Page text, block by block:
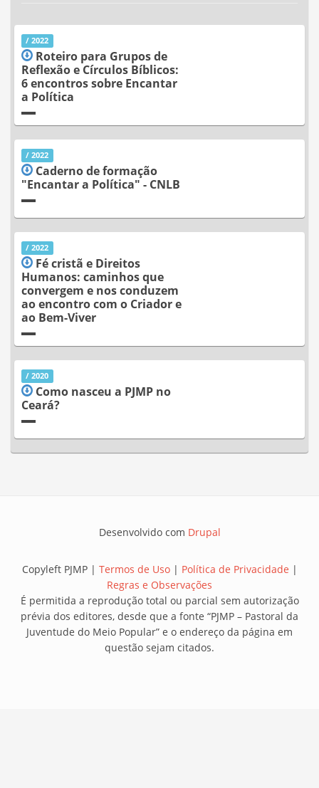
/ 2022
Roteiro para Grupos de
Reflexão e Círculos Bíblicos:
6 encontros sobre Encantar
a Política
/ 2022
Caderno de formação
"Encantar a Política" - CNLB
/ 2022
Fé cristã e Direitos
Humanos: caminhos que
convergem e nos conduzem
ao encontro com o Criador e
ao Bem-Viver
/ 2020
Como nasceu a PJMP no
Ceará?
Desenvolvido com Drupal
Copyleft PJMP | Termos de Uso| Política de Privacidade |
Regras e Observações
É permitida a reprodução total ou parcial sem autorização
prévia dos editores, desde que a fonte “PJMP – Pastoral da
Juventude do Meio Popular” e o endereço da página em
questão sejam citados.